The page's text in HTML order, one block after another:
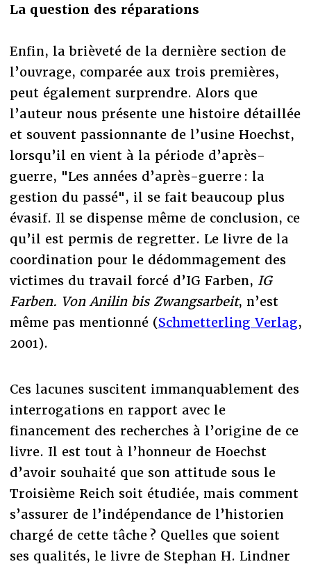
La question des réparations
Enfin, la brièveté de la dernière section de
l’ouvrage, comparée aux trois premières,
peut également surprendre. Alors que
l’auteur nous présente une histoire détaillée
et souvent passionnante de l’usine Hoechst,
lorsqu’il en vient à la période d’après-
guerre, "Les années d’après-guerre : la
gestion du passé", il se fait beaucoup plus
évasif. Il se dispense même de conclusion, ce
qu’il est permis de regretter. Le livre de la
coordination pour le dédommagement des
victimes du travail forcé d’IG Farben, IG
Farben. Von Anilin bis Zwangsarbeit, n’est
même pas mentionné (Schmetterling Verlag,
2001).
Ces lacunes suscitent immanquablement des
interrogations en rapport avec le
financement des recherches à l’origine de ce
livre. Il est tout à l’honneur de Hoechst
d’avoir souhaité que son attitude sous le
Troisième Reich soit étudiée, mais comment
s’assurer de l’indépendance de l’historien
chargé de cette tâche ? Quelles que soient
ses qualités, le livre de Stephan H. Lindner